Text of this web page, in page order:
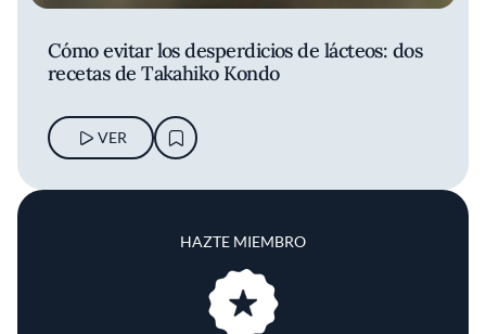
Cómo evitar los desperdicios de lácteos: dos
recetas de Takahiko Kondo
VER
HAZTE MIEMBRO